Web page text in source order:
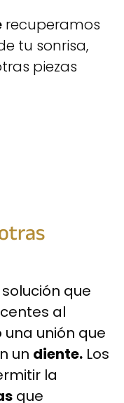
recuperamos
tu sonrisa,
piezas
que
al
unión que
un diente. Los
la
que